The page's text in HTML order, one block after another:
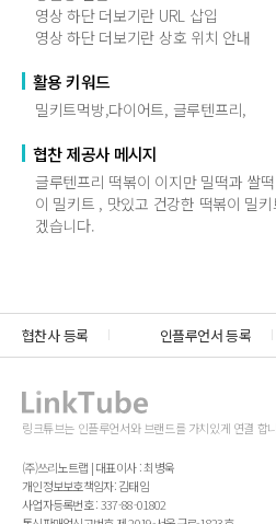
영상 하단 더보기란 URL 삽입
영상 하단 더보기란 상호 위치 안내
활용 키워드
밀키트먹방,다이어트, 글루텐프리,
협찬 제공사 메시지
글루텐프리 떡볶이 이지만 밀떡과 쌀
이 밀키트 , 맛있고 건강한 떡볶이 밀
겠습니다.
협찬사 등록 인플루언서 등록
링크튜브는 인플루언서와 브랜드를 가치있게 연결 합
(주)쓰리노트랩 | 대표이사 : 최병욱
개인정보보호책임자: 김태임
사업자등록번호 : 337-88-01802